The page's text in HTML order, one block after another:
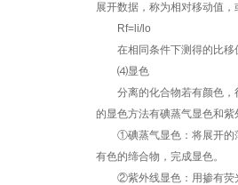
展开数据，称为相对移动值，
Rf=li/lo
在相同条件下测得的比移
⑷显色
分离的化合物若有颜色，
的显色方法有碘蒸气显色和紫
①碘蒸气显色：将展开
有色的缔合物，完成显色。
②紫外线显色：用掺有